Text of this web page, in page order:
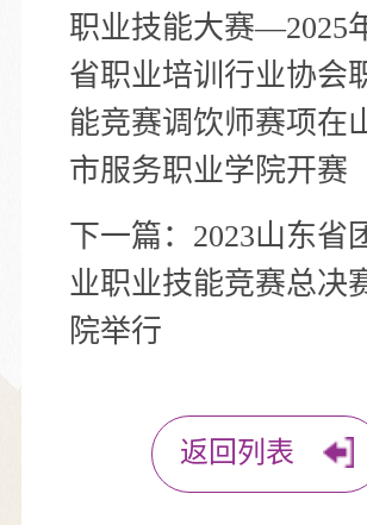
职业技能大赛—2025
省职业培训行业协会
能竞赛调饮师赛项在
市服务职业学院开赛
下一篇： 2023山东省
业职业技能竞赛总决
院举行
返回列表